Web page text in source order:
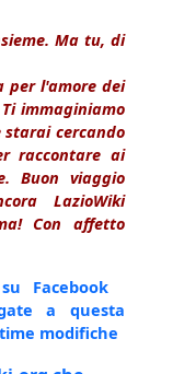
Ma tu, di
per l'amore dei
immaginiamo
starai cercando
raccontare ai
Buon viaggio
LazioWiki
Con affetto
Facebook
a questa
modifiche